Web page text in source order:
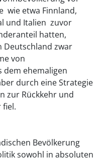
wie etwa Finnland,
und Italien  zuvor
hatten,
Deutschland zwar
von
dem ehemaligen
durch eine Strategie
zur Rückkehr und
fiel.
Bevölkerung
sowohl in absoluten